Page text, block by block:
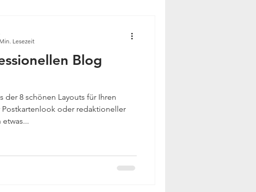
Blog
der 8 schönen Layouts für Ihren
oder redaktioneller
Lesezeit